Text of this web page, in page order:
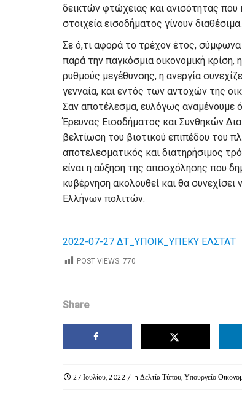
δεικτών φτώχειας και ανισότητας
στοιχεία εισοδήματος γίνουν διαθέσιμα.
Σε ό,τι αφορά το τρέχον έτος, σύμφωνα
παρά την παγκόσμια οικονομική κρίση,
ρυθμούς μεγέθυνσης, η ανεργία
γενναία, και εντός των αντοχών της
Σαν αποτέλεσμα, ευλόγως αναμένουμε
Έρευνας Εισοδήματος και Συνθηκών
βελτίωση του βιοτικού επιπέδου του
αποτελεσματικός και διατηρήσιμος
είναι η αύξηση της απασχόλησης που
κυβέρνηση ακολουθεί και θα
Ελλήνων πολιτών.
2022-07-27 ΔΤ_ΥΠΟΙΚ_ΥΠΕΚΥ ΕΛΣΤΑΤ
POST VIEWS: 770
Share
27 Ιουλίου, 2022 / In Δελτία Τύπου, Υπουργείο